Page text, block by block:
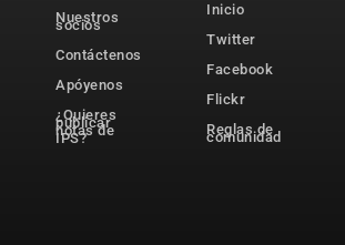
Nuestros
socios
Contáctenos
Apóyenos
¿Quieres
publicar
notas de
IPS?
Inicio
Twitter
Facebook
Flickr
Reglas de
comunidad